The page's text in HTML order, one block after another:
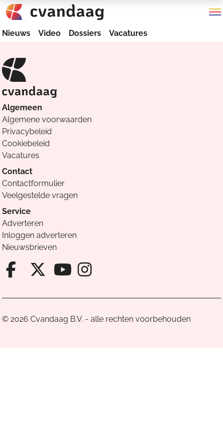
Nieuws Video Dossiers Vacatures
Algemeen
Algemene voorwaarden
Privacybeleid
Cookiebeleid
Vacatures
Contact
Contactformulier
Veelgestelde vragen
Service
Adverteren
Inloggen adverteren
Nieuwsbrieven
Facebook van Cvandaag
X van Cvandaag
Instagram van
© 2026 Cvandaag B.V. - alle rechten voorbehouden